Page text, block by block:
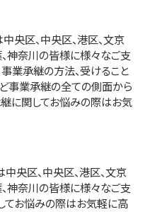
央区、中央区、港区、文京
神奈川の皆様に様々なご支
業承継の方法、受けること
事業承継の全ての側面から
継に関してお悩みの際はお気
央区、中央区、港区、文京
神奈川の皆様に様々なご支
てお悩みの際はお気軽に高